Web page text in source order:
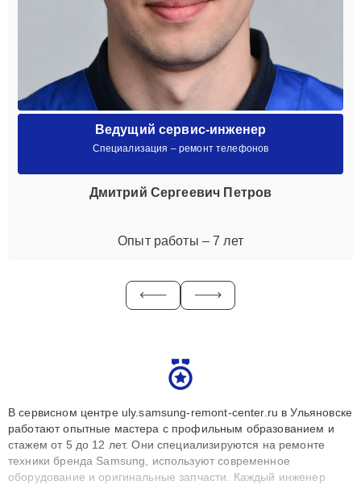
Ведущий сервис-инженер
Специализация – ремонт телефонов
Дмитрий Сергеевич Петров
Опыт работы – 7 лет
В сервисном центре uly.samsung-remont-center.ru в Ульяновске
работают опытные мастера с профильным образованием и
стажем от 5 до 12 лет. Они специализируются на ремонте
техники бренда Samsung, используют современное
оборудование и оригинальные запчасти. Каждый инженер